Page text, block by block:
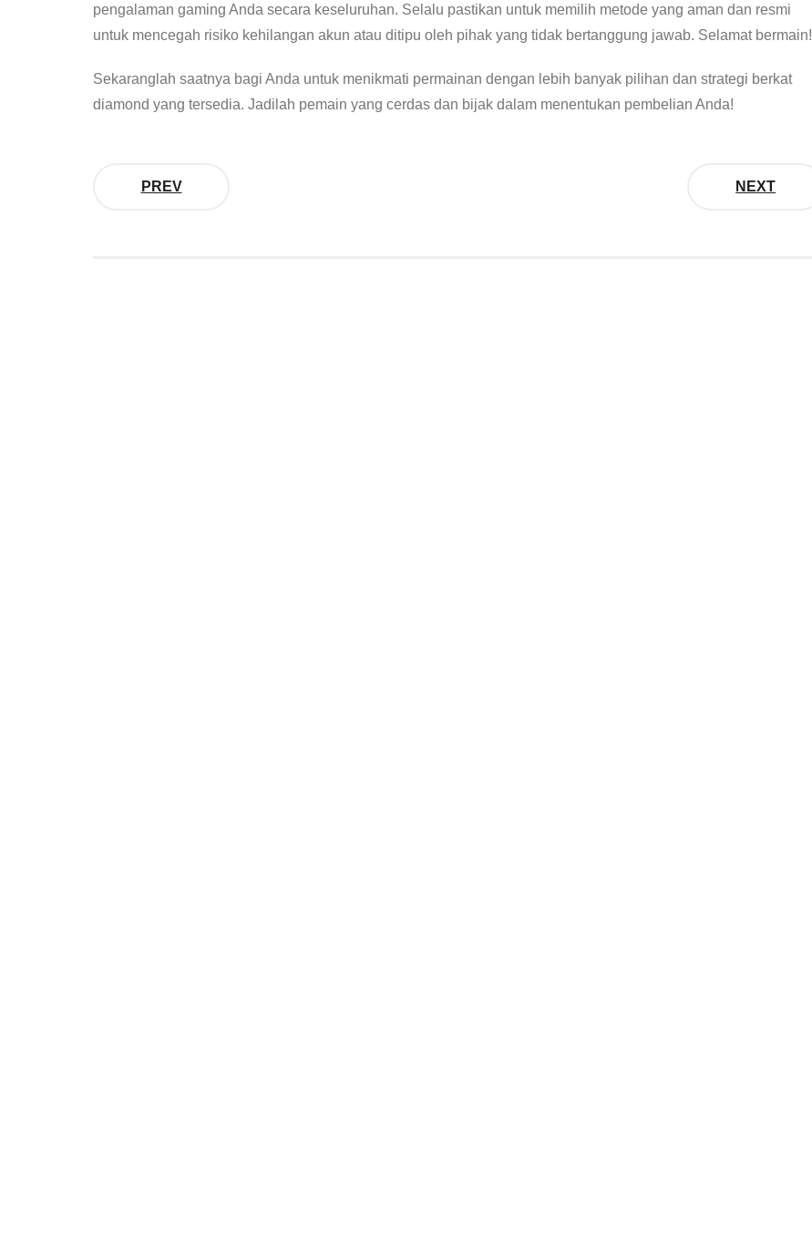
pengalaman gaming Anda secara keseluruhan. Selalu pastikan untuk memilih metode yang aman dan resmi
untuk mencegah risiko kehilangan akun atau ditipu oleh pihak yang tidak bertanggung jawab. Selamat bermain!
Sekaranglah saatnya bagi Anda untuk menikmati permainan dengan lebih banyak pilihan dan strategi berkat
diamond yang tersedia. Jadilah pemain yang cerdas dan bijak dalam menentukan pembelian Anda!
PREV NEXT